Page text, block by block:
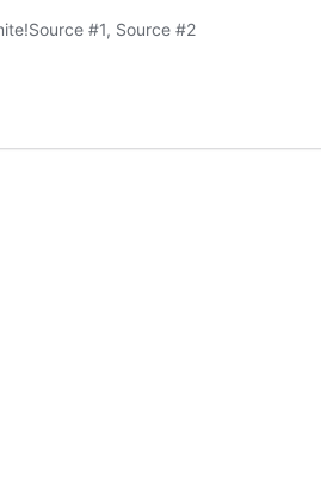
#1, Source #2